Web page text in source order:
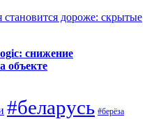
дороже: скрытые
снижение
объекте
#беларусь #берёза